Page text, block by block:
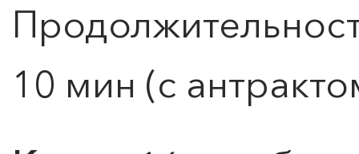
ПОИСК ПО МЕРОПРИЯТИЯМ
10 мин (с